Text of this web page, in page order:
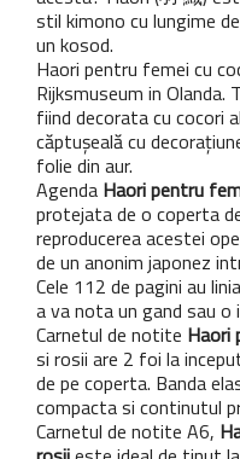
stil kimono cu lungime
un kosod.
Haori pentru femei cu
Rijksmuseum in
fiind decorata cu cocori
căptușeală cu
folie din aur.
Agenda Haori pentru
protejata de o coperta
reproducerea acestei
de un anonim japonez
Cele 112 de pagini au
a va nota un gand sau o
Carnetul de notite Haori
si rosii are 2 foi la
de pe coperta. Banda
compacta si continutul
Carnetul de notite A6,